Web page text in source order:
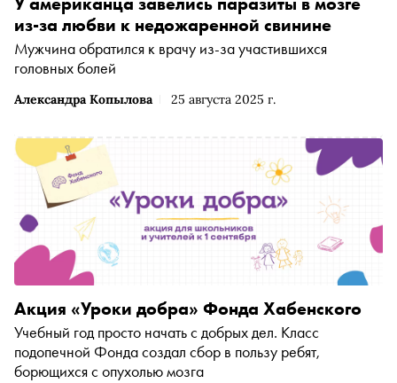
Александра Копылова 25 августа 2025 г.
из-за любви к недожаренной свинине
Мужчина обратился к врачу из-за участившихся
головных болей
Акция «Уроки добра» Фонда Хабенского
Учебный год просто начать с добрых дел. Класс
подопечной Фонда создал сбор в пользу ребят,
борющихся с опухолью мозга